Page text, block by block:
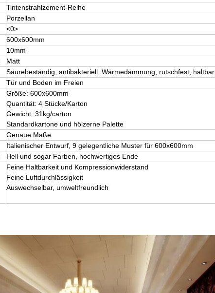
Tintenstrahlzement-Reihe
Porzellan
<0>
600x600mm
10mm
Matt
Säurebeständig, antibakteriell, Wärmedämmung, rutschfest, haltbar
Tür und Boden im Freien
Größe: 600x600mm
Quantität: 4 Stücke/Karton
Gewicht: 31kg/carton
Standardkartone und hölzerne Palette
Genaue Maße
Italienischer Entwurf, 9 gelegentliche Muster für 600x600mm
Hell und sogar Farben, hochwertiges Ende
Feine Haltbarkeit und Kompressionwiderstand
Feine Luftdurchlässigkeit
Auswechselbar, umweltfreundlich